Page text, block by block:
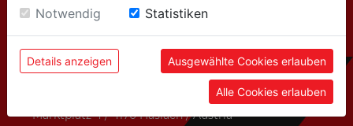
CONTACTO
Marktplatz 4 / 4170 Haslach / Austria
Einwilligung zu unseren Cookies.
Notwendig Statistiken
Details anzeigen Ausgewählte Cookies erlauben
Alle Cookies erlauben